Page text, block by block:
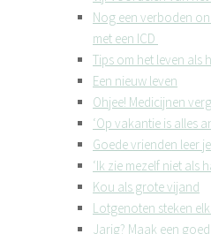
Nog een verboden
met een ICD
Tips om het leven als
Een nieuw leven
Ohjee! Medicijnen
‘Op vakantie is alles
Goede vrienden leer
‘Ik zie mezelf niet als
Kou als grote vijand
Lotgenoten steken
Jarig? Maak een